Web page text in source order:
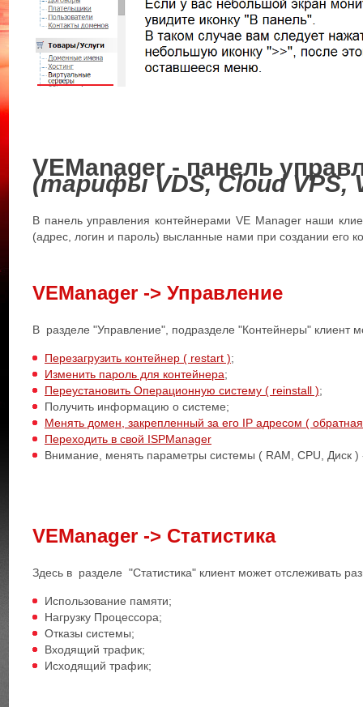
VEManager - панель
(тарифы VDS, Cloud VPS,
В панель управления контейнерами VE Manager наши
(адрес, логин и пароль) высланные нами при создании его
VEМanager -> Управление
В разделе "Управление", подразделе "Контейнеры" клиент
Перезагрузить контейнер ( restart );
Изменить пароль для контейнера;
Переустановить Операционную систему ( reinstall );
Получить информацию о системе;
Менять домен, закрепленный за его IP адресом (
Переходить в свой ISPManager
Внимание, менять параметры системы ( RAM, CPU, Диск )
VEМanager -> Статистика
Здесь в разделе "Статистика" клиент может отслеживать
Использование памяти;
Нагрузку Процессора;
Отказы системы;
Входящий трафик;
Исходящий трафик;